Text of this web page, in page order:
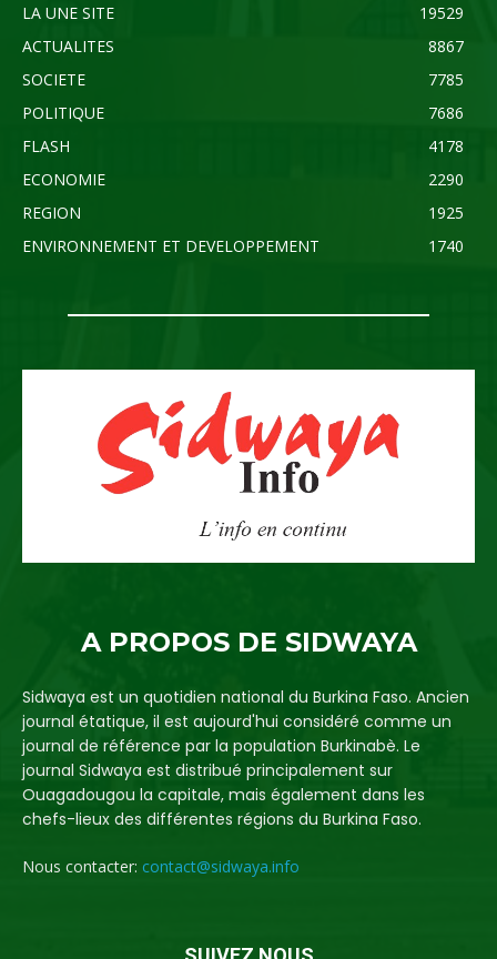
LA UNE SITE
19529
ACTUALITES
8867
SOCIETE
7785
POLITIQUE
7686
FLASH
4178
ECONOMIE
2290
REGION
1925
ENVIRONNEMENT ET DEVELOPPEMENT
1740
A PROPOS DE SIDWAYA
Sidwaya est un quotidien national du Burkina Faso. Ancien
journal étatique, il est aujourd'hui considéré comme un
journal de référence par la population Burkinabè. Le
journal Sidwaya est distribué principalement sur
Ouagadougou la capitale, mais également dans les
chefs-lieux des différentes régions du Burkina Faso.
Nous contacter: contact@sidwaya.info